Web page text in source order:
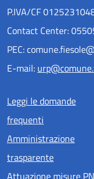
P.IVA/CF
Contact Center:
PEC:
E-mail:
Menu piè
Leggi le domande
frequenti
Amministrazione
trasparente
Attuazione misure